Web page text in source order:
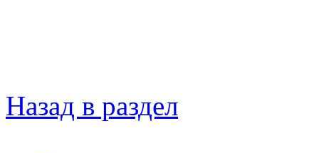
Назад в раздел